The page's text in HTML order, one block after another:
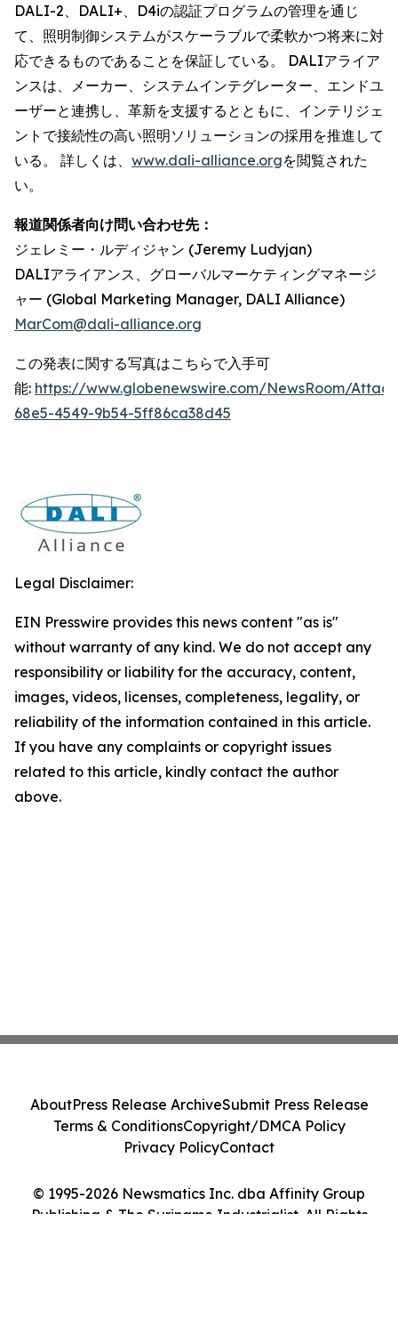
DALI-2、DALI+、D4iの認証プログラムの管理を通じ
て、照明制御システムがスケーラブルで柔軟かつ将来に対
応できるものであることを保証している。 DALIアライア
ンスは、メーカー、システムインテグレーター、エンドユ
ーザーと連携し、革新を支援するとともに、インテリジェ
ントで接続性の高い照明ソリューションの採用を推進して
いる。 詳しくは、 www.dali-alliance.orgを閲覧された
い。
報道関係者向け問い合わせ先：
ジェレミー・ルディジャン (Jeremy Ludyjan)
DALIアライアンス、グローバルマーケティングマネージ
ャー (Global Marketing Manager, DALI Alliance)
MarCom@dali-alliance.org
この発表に関する写真はこちらで入手可
能: https://www.globenewswire.com/NewsRoom/
68e5-4549-9b54-5ff86ca38d45
Legal Disclaimer:
EIN Presswire provides this news content "as is"
without warranty of any kind. We do not accept any
responsibility or liability for the accuracy, content,
images, videos, licenses, completeness, legality, or
reliability of the information contained in this article.
If you have any complaints or copyright issues
related to this article, kindly contact the author
above.
© 1995-2026 Newsmatics Inc. dba Affinity Group
Publishing & The Suriname Industrialist. All Rights
AboutPress Release ArchiveSubmit Press Release
Terms & ConditionsCopyright/DMCA Policy
Privacy PolicyContact